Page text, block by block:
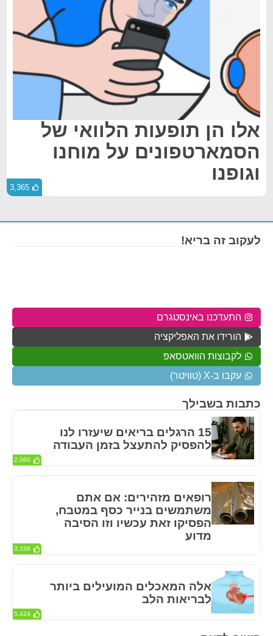
אלו הן תופעות הלוואי של
הסמארטפונים על מוחנו
וגופנו
3,365
כתבות בשבילך
15 הרגלים בריאים שיעזרו לנו
להפסיק להתעצל בזמן העבודה
2,060
רופאים מזהירים: אם אתם
משתמשים בנייר כסף במטבח,
הפסיקו זאת עכשיו וזו הסיבה
מדוע
3,338
אלה המאכלים המועילים ביותר
לבריאות הלב
5,424
לעקוב זה בריא!
התעדכנו באינסטגרם
הורידו את האפליקציה
לקבוצות הוואטסאפ
עקבו ב-X (טוויטר)